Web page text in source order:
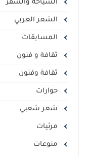
السياحة والسفر
الشعر العربي
المسابقات
ثقافة و فنون
ثقافة وفنون
حوارات
شعر شعبي
مرئيات
منوعات